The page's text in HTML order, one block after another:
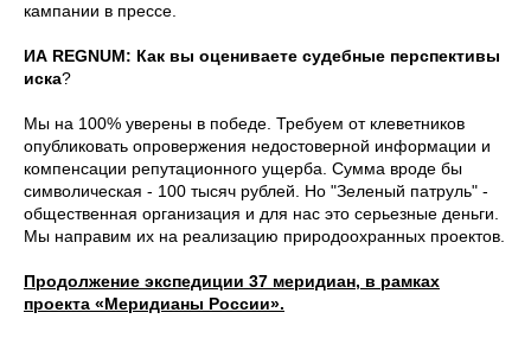
кампании в прессе.
ИА REGNUM: Как вы оцениваете судебные перспективы
иска?
Мы на 100% уверены в победе. Требуем от клеветников
опубликовать опровержения недостоверной информации и
компенсации репутационного ущерба. Сумма вроде бы
символическая - 100 тысяч рублей. Но "Зеленый патруль" -
общественная организация и для нас это серьезные деньги.
Мы направим их на реализацию природоохранных проектов.
Продолжение экспедиции 37 меридиан, в рамках
проекта «Меридианы России».